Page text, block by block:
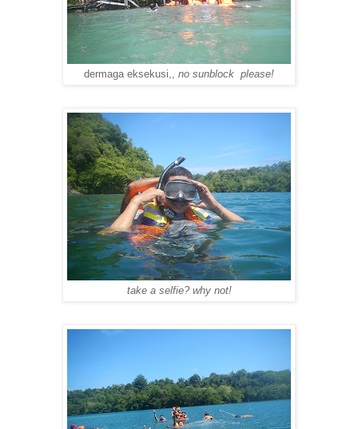
dermaga eksekusi,, no sunblock please!
take a selfie? why not!